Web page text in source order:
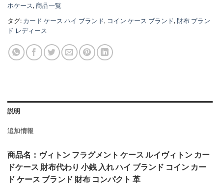
ホケース, 商品一覧
タグ: カード ケース ハイ ブランド, コイン ケース ブランド, 財布 ブラン
ド レディース
説明
追加情報
商品名：ヴィトン フラグメント ケース ルイヴィトン カー
ドケース 財布代わり 小銭 入れ ハイ ブランド コイン カー
ド ケース ブランド 財布 コンパクト 革